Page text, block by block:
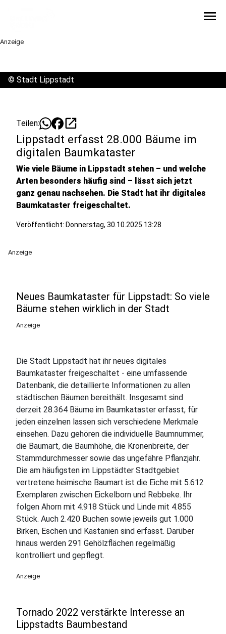
menu
Anzeige
© Stadt Lippstadt
Teilen: open_in_new
Lippstadt erfasst 28.000 Bäume im
digitalen Baumkataster
Wie viele Bäume in Lippstadt stehen – und welche
Arten besonders häufig sind – lässt sich jetzt
ganz genau nachsehen. Die Stadt hat ihr digitales
Baumkataster freigeschaltet.
Veröffentlicht: Donnerstag, 30.10.2025 13:28
Anzeige
Neues Baumkataster für Lippstadt: So viele
Bäume stehen wirklich in der Stadt
Anzeige
Die Stadt Lippstadt hat ihr neues digitales
Baumkataster freigeschaltet - eine umfassende
Datenbank, die detaillierte Informationen zu allen
städtischen Bäumen bereithält. Insgesamt sind
derzeit 28.364 Bäume im Baumkataster erfasst, für
jeden einzelnen lassen sich verschiedene Merkmale
einsehen. Dazu gehören die individuelle Baumnummer,
die Baumart, die Baumhöhe, die Kronenbreite, der
Stammdurchmesser sowie das ungefähre Pflanzjahr.
Die am häufigsten im Lippstädter Stadtgebiet
vertretene heimische Baumart ist die Eiche mit 5.612
Exemplaren zwischen Eickelborn und Rebbeke. Ihr
folgen Ahorn mit 4.918 Stück und Linde mit 4.855
Stück. Auch 2.420 Buchen sowie jeweils gut 1.000
Birken, Eschen und Kastanien sind erfasst. Darüber
hinaus werden 291 Gehölzflächen regelmäßig
kontrolliert und gepflegt.
Anzeige
Tornado 2022 verstärkte Interesse an
Lippstadts Baumbestand